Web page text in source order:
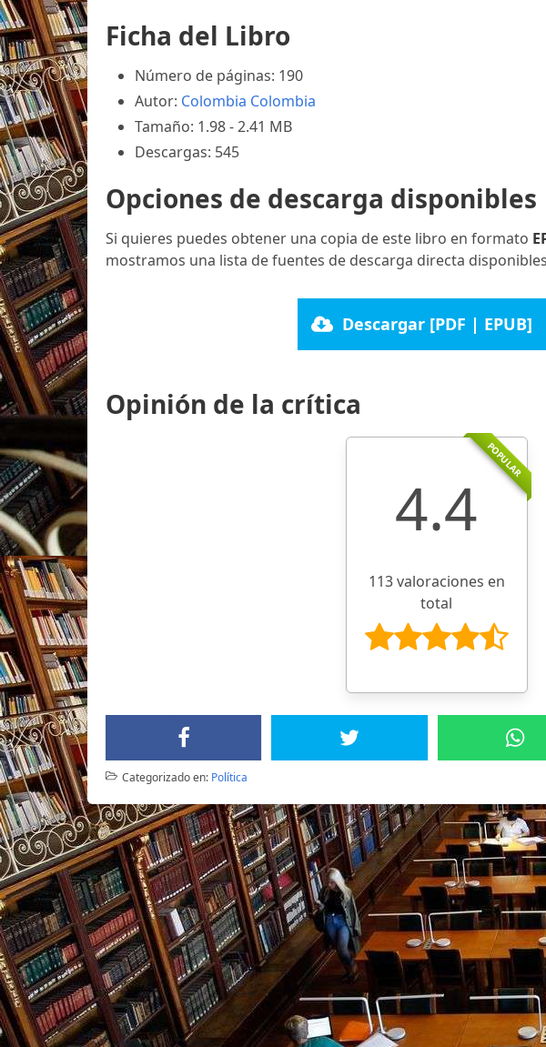
Ficha del Libro
Número de páginas: 190
Autor: Colombia Colombia
Tamaño: 1.98 - 2.41 MB
Descargas: 545
Opciones de descarga disponibles
Si quieres puedes obtener una copia de este libro en formato
mostramos una lista de fuentes de descarga directa
Descargar [PDF | EPUB]
Opinión de la crítica
POPULAR
4.4
113 valoraciones en
total
Categorizado en: Política